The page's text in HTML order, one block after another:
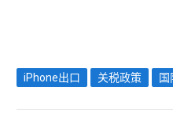
iPhone出口 关税政策 国